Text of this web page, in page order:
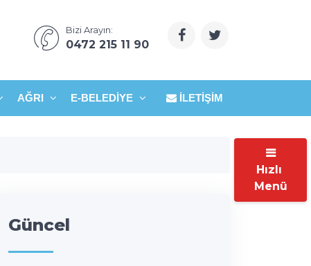
Bizi Arayın:
0472 215 11 90
AĞRI E-BELEDIYE İLETIŞIM
Güncel
Hızlı
Menü